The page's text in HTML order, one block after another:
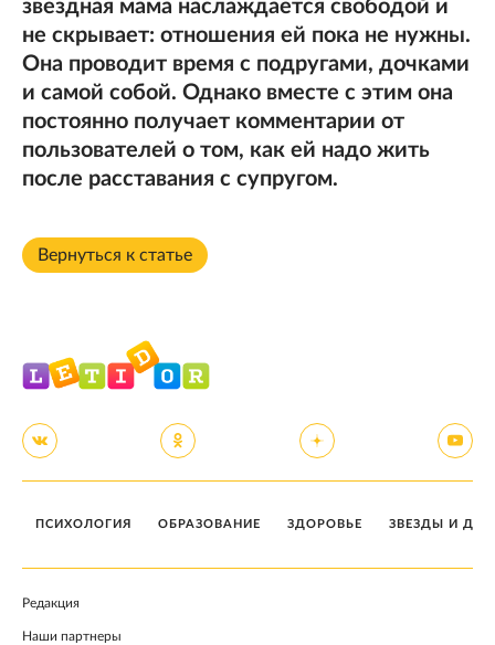
звездная мама наслаждается свободой и
не скрывает: отношения ей пока не нужны.
Она проводит время с подругами, дочками
и самой собой. Однако вместе с этим она
постоянно получает комментарии от
пользователей о том, как ей надо жить
после расставания с супругом.
Вернуться к статье
ПСИХОЛОГИЯ ОБРАЗОВАНИЕ ЗДОРОВЬЕ ЗВЕЗДЫ И
Редакция
Наши партнеры